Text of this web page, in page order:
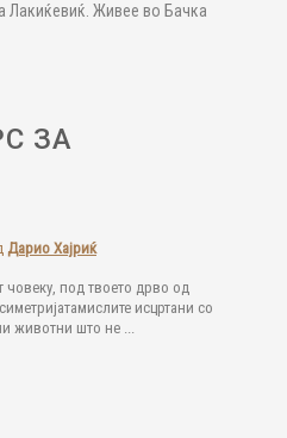
Лакиќевиќ. Живее во Бачка
ЗА
Дарио Хајриќ
човеку, под твоето дрво од
исцртани со
животни што не ...